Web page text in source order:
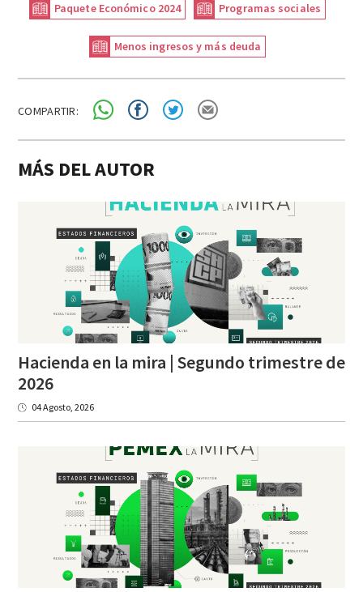
Paquete Económico 2024 Programas sociales
Menos ingresos y más deuda
COMPARTIR:
MÁS DEL AUTOR
Hacienda en la mira | Segundo trimestre de
2026
04 Agosto, 2026